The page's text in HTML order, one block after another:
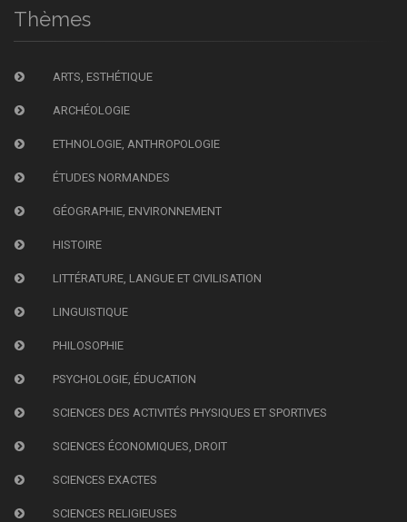
Thèmes
ARTS, ESTHÉTIQUE
ARCHÉOLOGIE
ETHNOLOGIE, ANTHROPOLOGIE
ÉTUDES NORMANDES
GÉOGRAPHIE, ENVIRONNEMENT
HISTOIRE
LITTÉRATURE, LANGUE ET CIVILISATION
LINGUISTIQUE
PHILOSOPHIE
PSYCHOLOGIE, ÉDUCATION
SCIENCES DES ACTIVITÉS PHYSIQUES ET SPORTIVES
SCIENCES ÉCONOMIQUES, DROIT
SCIENCES EXACTES
SCIENCES RELIGIEUSES